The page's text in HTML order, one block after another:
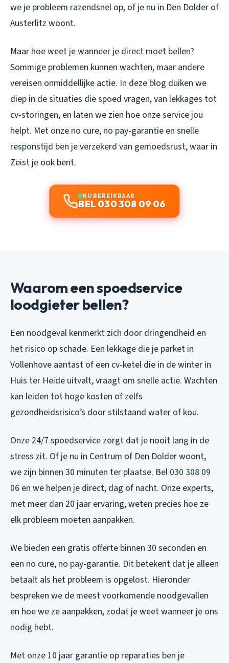
we je probleem razendsnel op, of je nu in Den Dolder of
Austerlitz woont.
Maar hoe weet je wanneer je direct moet bellen?
Sommige problemen kunnen wachten, maar andere
vereisen onmiddellijke actie. In deze blog duiken we
diep in de situaties die spoed vragen, van lekkages tot
cv-storingen, en laten we zien hoe onze service jou
helpt. Met onze no cure, no pay-garantie en snelle
responstijd ben je verzekerd van gemoedsrust, waar in
Zeist je ook bent.
NU BEREIKBAAR
BEL 030 308 09 06
Waarom een spoedservice
loodgieter bellen?
Een noodgeval kenmerkt zich door dringendheid en
het risico op schade. Een lekkage die je parket in
Vollenhove aantast of een cv-ketel die in de winter in
Huis ter Heide uitvalt, vraagt om snelle actie. Wachten
kan leiden tot hoge kosten of zelfs
gezondheidsrisico’s door stilstaand water of kou.
Onze 24/7 spoedservice zorgt dat je nooit lang in de
stress zit. Of je nu in Centrum of Den Dolder woont,
we zijn binnen 30 minuten ter plaatse. Bel 030 308 09
06 en we helpen je direct, dag of nacht. Onze experts,
met meer dan 20 jaar ervaring, weten precies hoe ze
elk probleem moeten aanpakken.
We bieden een gratis offerte binnen 30 seconden en
een no cure, no pay-garantie. Dit betekent dat je alleen
betaalt als het probleem is opgelost. Hieronder
bespreken we de meest voorkomende noodgevallen
en hoe we ze aanpakken, zodat je weet wanneer je ons
nodig hebt.
Met onze 10 jaar garantie op reparaties ben je